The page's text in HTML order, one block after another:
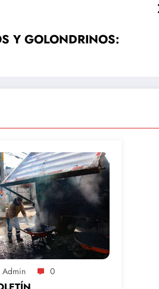
Y GOLONDRINOS:
Admin 0